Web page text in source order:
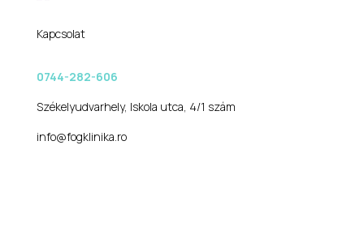
Kapcsolat
0744-282-606
Székelyudvarhely, Iskola utca, 4/1 szám
info@fogklinika.ro